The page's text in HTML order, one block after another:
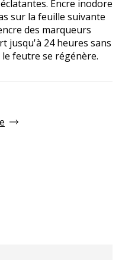
Encre inodore
sur la feuille suivante
des marqueurs
jusqu'à 24 heures sans
feutre se régénère.